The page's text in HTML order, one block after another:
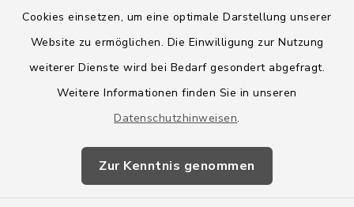
Cookies einsetzen, um eine optimale Darstellung unserer
Website zu ermöglichen. Die Einwilligung zur Nutzung
weiterer Dienste wird bei Bedarf gesondert abgefragt.
Weitere Informationen finden Sie in unseren
Datenschutzhinweisen.
Zur Kenntnis genommen
Barrierefreiheit
Impressum